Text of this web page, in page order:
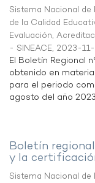
Sistema Nacional
de la Calidad
Evaluación,
- SINEACE, 2023-
El Boletín Regional
obtenido en
para el periodo
agosto del año
Boletín
y la
Sistema Nacional